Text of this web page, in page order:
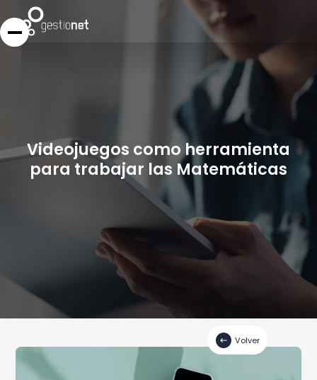
Videojuegos como herramienta
para trabajar las Matemáticas
Volver